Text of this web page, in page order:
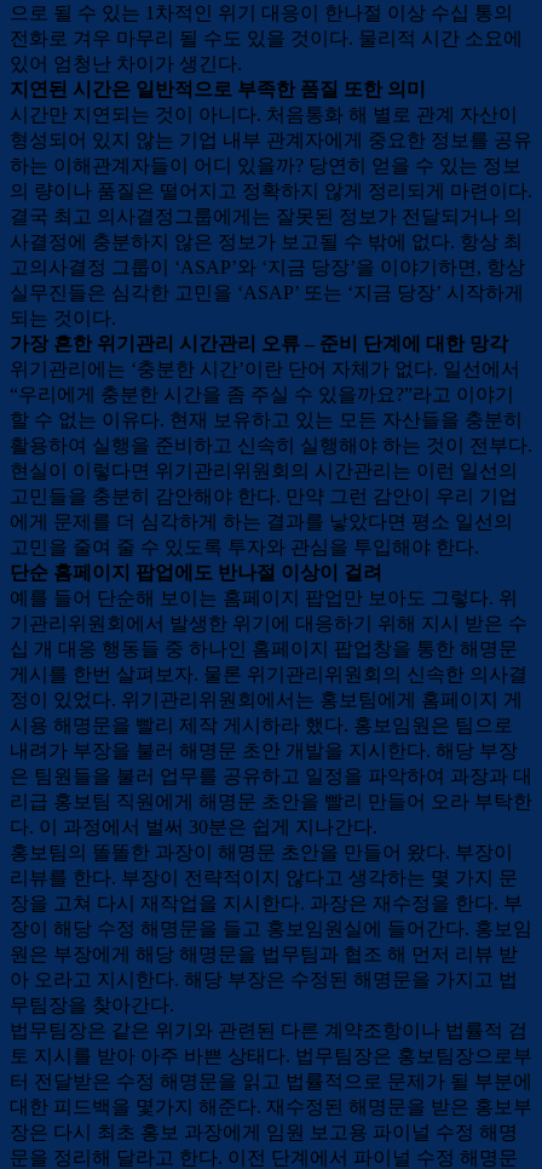
으로 될 수 있는 1차적인 위기 대응이 한나절 이상 수십 통의
전화로 겨우 마무리 될 수도 있을 것이다. 물리적 시간 소요에
있어 엄청난 차이가 생긴다.
지연된 시간은 일반적으로 부족한 품질 또한 의미
시간만 지연되는 것이 아니다. 처음통화 해 별로 관계 자산이
형성되어 있지 않는 기업 내부 관계자에게 중요한 정보를 공유
하는 이해관계자들이 어디 있을까? 당연히 얻을 수 있는 정보
의 량이나 품질은 떨어지고 정확하지 않게 정리되게 마련이다.
결국 최고 의사결정그룹에게는 잘못된 정보가 전달되거나 의
사결정에 충분하지 않은 정보가 보고될 수 밖에 없다. 항상 최
고의사결정 그룹이 ‘ASAP’와 ‘지금 당장’을 이야기하면, 항상
실무진들은 심각한 고민을 ‘ASAP’ 또는 ‘지금 당장’ 시작하게
되는 것이다.
가장 흔한 위기관리 시간관리 오류 – 준비 단계에 대한 망각
위기관리에는 ‘충분한 시간’이란 단어 자체가 없다. 일선에서
“우리에게 충분한 시간을 좀 주실 수 있을까요?”라고 이야기
할 수 없는 이유다. 현재 보유하고 있는 모든 자산들을 충분히
활용하여 실행을 준비하고 신속히 실행해야 하는 것이 전부다.
현실이 이렇다면 위기관리위원회의 시간관리는 이런 일선의
고민들을 충분히 감안해야 한다. 만약 그런 감안이 우리 기업
에게 문제를 더 심각하게 하는 결과를 낳았다면 평소 일선의
고민을 줄여 줄 수 있도록 투자와 관심을 투입해야 한다.
단순 홈페이지 팝업에도 반나절 이상이 걸려
예를 들어 단순해 보이는 홈페이지 팝업만 보아도 그렇다. 위
기관리위원회에서 발생한 위기에 대응하기 위해 지시 받은 수
십 개 대응 행동들 중 하나인 홈페이지 팝업창을 통한 해명문
게시를 한번 살펴보자. 물론 위기관리위원회의 신속한 의사결
정이 있었다. 위기관리위원회에서는 홍보팀에게 홈페이지 게
시용 해명문을 빨리 제작 게시하라 했다. 홍보임원은 팀으로
내려가 부장을 불러 해명문 초안 개발을 지시한다. 해당 부장
은 팀원들을 불러 업무를 공유하고 일정을 파악하여 과장과 대
리급 홍보팀 직원에게 해명문 초안을 빨리 만들어 오라 부탁한
다. 이 과정에서 벌써 30분은 쉽게 지나간다.
홍보팀의 똘똘한 과장이 해명문 초안을 만들어 왔다. 부장이
리뷰를 한다. 부장이 전략적이지 않다고 생각하는 몇 가지 문
장을 고쳐 다시 재작업을 지시한다. 과장은 재수정을 한다. 부
장이 해당 수정 해명문을 들고 홍보임원실에 들어간다. 홍보임
원은 부장에게 해당 해명문을 법무팀과 협조 해 먼저 리뷰 받
아 오라고 지시한다. 해당 부장은 수정된 해명문을 가지고 법
무팀장을 찾아간다.
법무팀장은 같은 위기와 관련된 다른 계약조항이나 법률적 검
토 지시를 받아 아주 바쁜 상태다. 법무팀장은 홍보팀장으로부
터 전달받은 수정 해명문을 읽고 법률적으로 문제가 될 부분에
대한 피드백을 몇가지 해준다. 재수정된 해명문을 받은 홍보부
장은 다시 최초 홍보 과장에게 임원 보고용 파이널 수정 해명
문을 정리해 달라고 한다. 이전 단계에서 파이널 수정 해명문